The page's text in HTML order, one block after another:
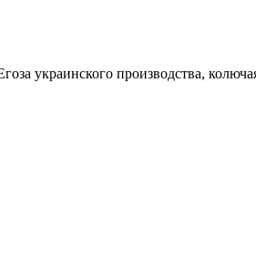
украинского производства,